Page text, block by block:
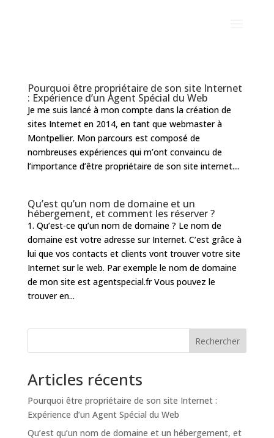
Pourquoi être propriétaire de son site Internet
: Expérience d’un Agent Spécial du Web
Je me suis lancé à mon compte dans la création de
sites Internet en 2014, en tant que webmaster à
Montpellier. Mon parcours est composé de
nombreuses expériences qui m’ont convaincu de
l’importance d’être propriétaire de son site internet....
Qu’est qu’un nom de domaine et un
hébergement, et comment les réserver ?
1. Qu’est-ce qu’un nom de domaine ? Le nom de
domaine est votre adresse sur Internet. C’est grâce à
lui que vos contacts et clients vont trouver votre site
Internet sur le web. Par exemple le nom de domaine
de mon site est agentspecial.fr Vous pouvez le
trouver en...
Rechercher
Articles récents
Pourquoi être propriétaire de son site Internet :
Expérience d’un Agent Spécial du Web
Qu’est qu’un nom de domaine et un hébergement, et